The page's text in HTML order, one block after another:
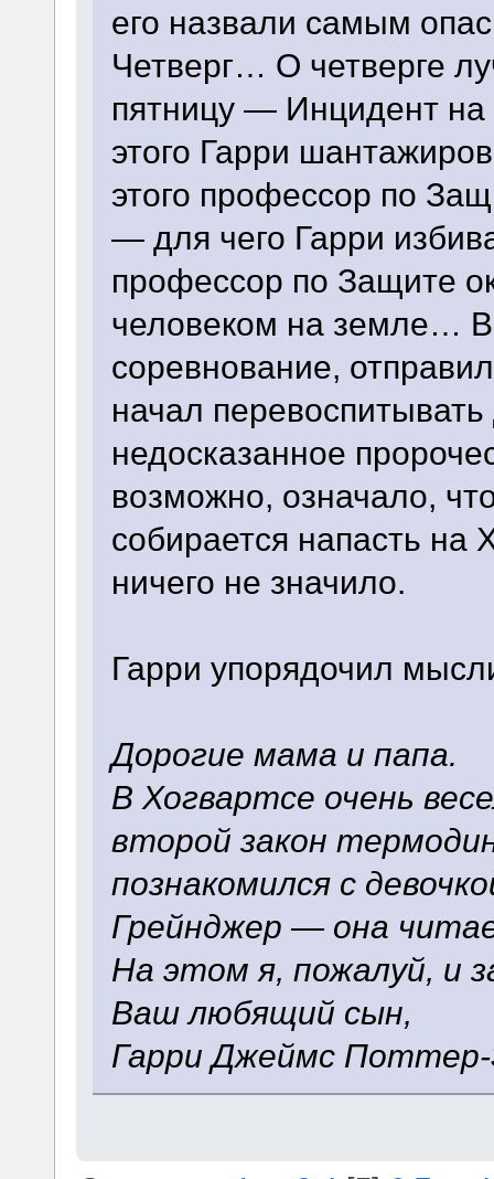
его назвали самым
Четверг… О четверге
пятницу — Инцидент на
этого Гарри
этого профессор по
— для чего Гарри
профессор по Защите
человеком на земле… В
соревнование,
начал
недосказанное
возможно, означало,
собирается напасть на
ничего не значило.
Гарри упорядочил
Дорогие мама и папа.
В Хогвартсе очень
второй закон
познакомился с
Грейнджер — она
На этом я, пожалуй, и
Ваш любящий сын,
Гарри Джеймс Поттер-